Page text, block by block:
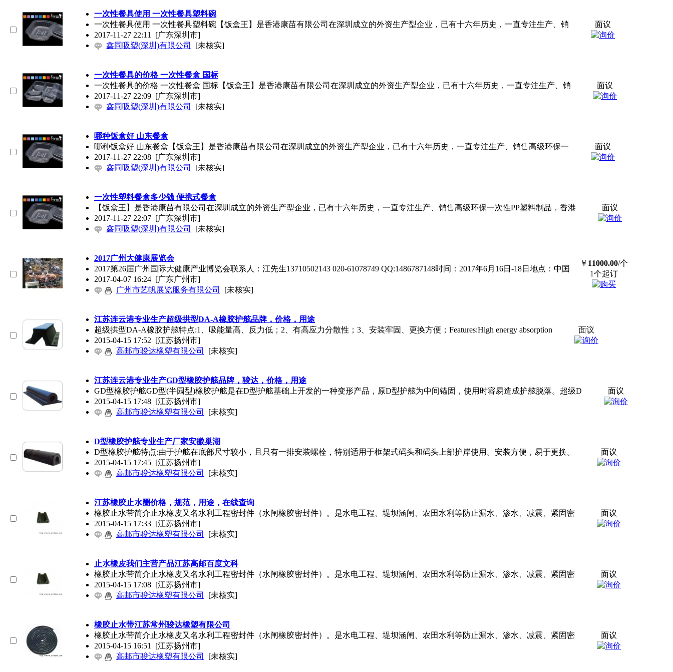
一次性餐具使用 一次性餐具塑料碗
一次性餐具使用 一次性餐具塑料碗【饭盒王】是香港康苗有限公司在深圳成立的外资生产型企业，已有十六年历史，一直专注生产、销
2017-11-27 22:11 [广东深圳市]
鑫同吸塑(深圳)有限公司
[未核实]
面议
一次性餐具的价格 一次性餐盒 国标
一次性餐具的价格 一次性餐盒 国标【饭盒王】是香港康苗有限公司在深圳成立的外资生产型企业，已有十六年历史，一直专注生产、销
2017-11-27 22:09 [广东深圳市]
鑫同吸塑(深圳)有限公司
[未核实]
面议
哪种饭盒好 山东餐盒
哪种饭盒好 山东餐盒【饭盒王】是香港康苗有限公司在深圳成立的外资生产型企业，已有十六年历史，一直专注生产、销售高级环保一
2017-11-27 22:08 [广东深圳市]
鑫同吸塑(深圳)有限公司
[未核实]
面议
一次性塑料餐盒多少钱 便携式餐盒
【饭盒王】是香港康苗有限公司在深圳成立的外资生产型企业，已有十六年历史，一直专注生产、销售高级环保一次性PP塑料制品，香港
2017-11-27 22:07 [广东深圳市]
鑫同吸塑(深圳)有限公司
[未核实]
面议
2017广州大健康展览会
2017第26届广州国际大健康产业博览会联系人：江先生13710502143 020-61078749 QQ:1486787148时间：2017年6月16日-18日地点：中国
2017-04-07 16:24 [广东广州市]
广州市艺帆展览服务有限公司
[未核实]
￥ 11000.00/个
1个起订
江苏连云港专业生产超级拱型DA-A橡胶护舷品牌，价格，用途
超级拱型DA-A橡胶护舷特点:1、吸能量高、反力低；2、有高应力分散性；3、安装牢固、更换方便；Features:High energy absorption
2015-04-15 17:52 [江苏扬州市]
高邮市骏达橡塑有限公司
[未核实]
面议
江苏连云港专业生产GD型橡胶护舷品牌，骏达，价格，用途
GD型橡胶护舷GD型(半园型)橡胶护舷是在D型护舷基础上开发的一种变形产品，原D型护舷为中间锚固，使用时容易造成护舷脱落。超级D
2015-04-15 17:48 [江苏扬州市]
高邮市骏达橡塑有限公司
[未核实]
面议
D型橡胶护舷专业生产厂家安徽巢湖
D型橡胶护舷特点:由于护舷在底部尺寸较小，且只有一排安装螺栓，特别适用于框架式码头和码头上部护岸使用。安装方便，易于更换。
2015-04-15 17:45 [江苏扬州市]
高邮市骏达橡塑有限公司
[未核实]
面议
江苏橡胶止水圈价格，规范，用途，在线查询
橡胶止水带简介止水橡皮又名水利工程密封件（水闸橡胶密封件）。是水电工程、堤坝涵闸、农田水利等防止漏水、渗水、减震、紧固密
2015-04-15 17:33 [江苏扬州市]
高邮市骏达橡塑有限公司
[未核实]
面议
止水橡皮我们主营产品江苏高邮百度文科
橡胶止水带简介止水橡皮又名水利工程密封件（水闸橡胶密封件）。是水电工程、堤坝涵闸、农田水利等防止漏水、渗水、减震、紧固密
2015-04-15 17:08 [江苏扬州市]
高邮市骏达橡塑有限公司
[未核实]
面议
橡胶止水带江苏常州骏达橡塑有限公司
橡胶止水带简介止水橡皮又名水利工程密封件（水闸橡胶密封件）。是水电工程、堤坝涵闸、农田水利等防止漏水、渗水、减震、紧固密
2015-04-15 16:51 [江苏扬州市]
高邮市骏达橡塑有限公司
[未核实]
面议